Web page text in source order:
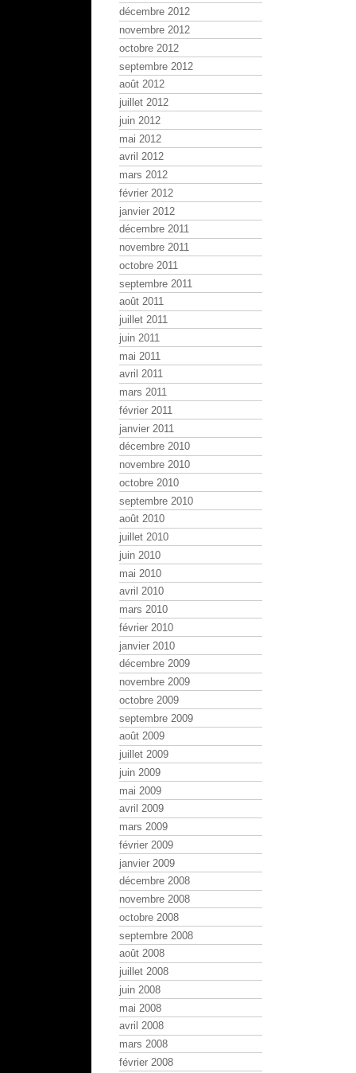
décembre 2012
novembre 2012
octobre 2012
septembre 2012
août 2012
juillet 2012
juin 2012
mai 2012
avril 2012
mars 2012
février 2012
janvier 2012
décembre 2011
novembre 2011
octobre 2011
septembre 2011
août 2011
juillet 2011
juin 2011
mai 2011
avril 2011
mars 2011
février 2011
janvier 2011
décembre 2010
novembre 2010
octobre 2010
septembre 2010
août 2010
juillet 2010
juin 2010
mai 2010
avril 2010
mars 2010
février 2010
janvier 2010
décembre 2009
novembre 2009
octobre 2009
septembre 2009
août 2009
juillet 2009
juin 2009
mai 2009
avril 2009
mars 2009
février 2009
janvier 2009
décembre 2008
novembre 2008
octobre 2008
septembre 2008
août 2008
juillet 2008
juin 2008
mai 2008
avril 2008
mars 2008
février 2008